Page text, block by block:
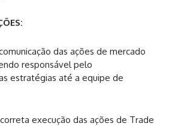
das ações de mercado
responsável pelo
estratégias até a equipe de
execução das ações de Trade